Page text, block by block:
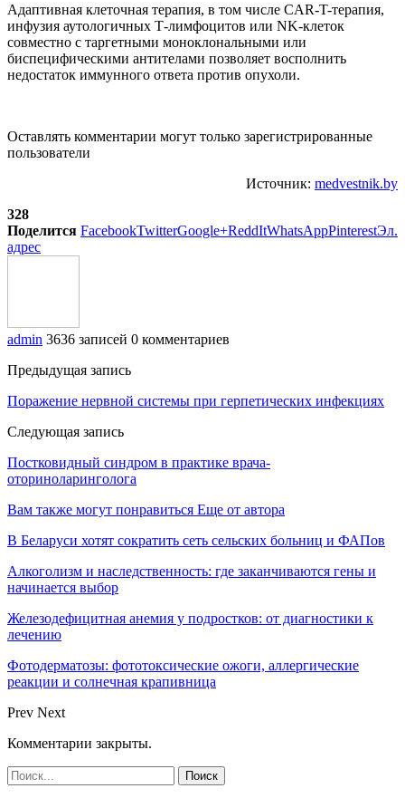
Адаптивная клеточная терапия, в том числе CAR-T-терапия,
инфузия аутологичных Т-лимфоцитов или NK-клеток
совместно с таргетными моноклональными или
биспецифическими антителами позволяет восполнить
недостаток иммунного ответа против опухоли.
Оставлять комментарии могут только зарегистрированные
пользователи
Источник: medvestnik.by
328
Поделится FacebookTwitterGoogle+ReddItWhatsAppPinterestЭл.
адрес
admin 3636 записей 0 комментариев
Предыдущая запись
Поражение нервной системы при герпетических инфекциях
Следующая запись
Постковидный синдром в практике врача-
оториноларинголога
Вам также могут понравиться Еще от автора
В Беларуси хотят сократить сеть сельских больниц и ФАПов
Алкоголизм и наследственность: где заканчиваются гены и
начинается выбор
Железодефицитная анемия у подростков: от диагностики к
лечению
Фотодерматозы: фототоксические ожоги, аллергические
реакции и солнечная крапивница
Prev Next
Комментарии закрыты.